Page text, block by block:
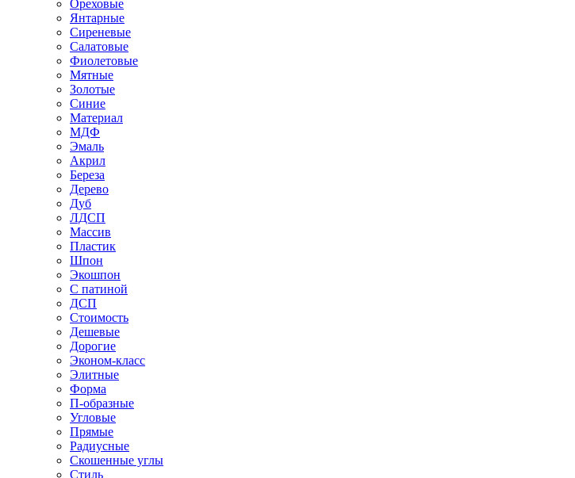
Ореховые
Янтарные
Сиреневые
Салатовые
Фиолетовые
Мятные
Золотые
Синие
Материал
МДФ
Эмаль
Акрил
Береза
Дерево
Дуб
ЛДСП
Массив
Пластик
Шпон
Экошпон
С патиной
ДСП
Стоимость
Дешевые
Дорогие
Эконом-класс
Элитные
Форма
П-образные
Угловые
Прямые
Радиусные
Скошенные углы
Стиль